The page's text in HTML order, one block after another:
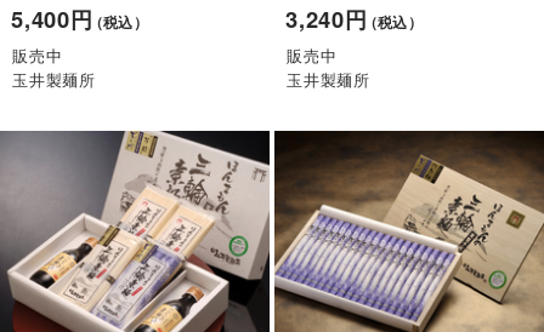
5,400円（税込）
販売中
玉井製麺所
3,240円（税込）
販売中
玉井製麺所